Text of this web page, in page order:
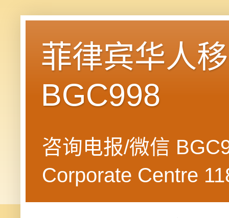
菲律宾华人
BGC998
咨询电报/微信
Corporate Centre